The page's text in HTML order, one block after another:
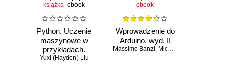
książka ebook
Python. Uczenie
maszynowe w
przykładach.
Najlepsze praktyki
Yuxi (Hayden) Liu
ebook
Wprowadzenie do
Arduino, wyd. II
Massimo Banzi, Michael Shiloh